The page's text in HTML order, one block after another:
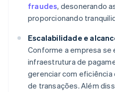
fraudes, desonerando
proporcionando
Escalabilidade e
Conforme a empresa se
infraestrutura de
gerenciar com
de transações. Além